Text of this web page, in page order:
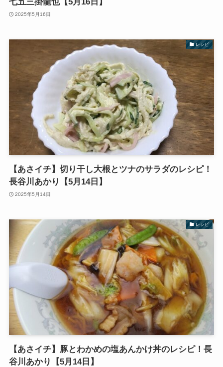
2025年5月16日
レシピ
【あさイチ】切り干し大根とツナのサラダのレシピ！
長谷川あかり【5月14日】
2025年5月14日
レシピ
【あさイチ】豚とわかめの塩あんかけ丼のレシピ！長
谷川あかり【5月14日】